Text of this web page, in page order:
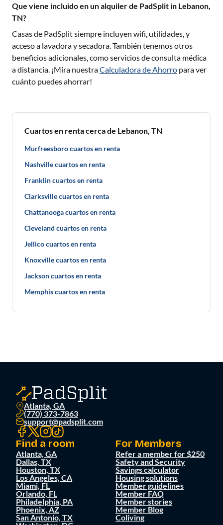
Que viene incluido en un alquiler de PadSplit in Lebanon,
TN?
Casas de PadSplit siempre incluyen wifi, utilidades, y
acceso a lavadora y secadora. También tenemos otros
beneficios adicionales, como servicios de consulta médica
a distancia. ¡Mira nuestraCalculadora de Ahorro para ver
cuánto puedes ahorrar!
Cuartos en renta cerca de Lebanon, TN
Murfreesboro cuartos en renta
Nashville cuartos en renta
Franklin cuartos en renta
Clarksville cuartos en renta
Chattanooga cuartos en renta
Cleveland cuartos en renta
Jellico cuartos en renta
Knoxville cuartos en renta
Jackson cuartos en renta
Memphis cuartos en renta
Atlanta, GA
(770) 373-7863
support@padsplit.com
Find a room
Atlanta, GA
Dallas, TX
Houston, TX
Los Angeles, CA
Miami, FL
Orlando, FL
Philadelphia, PA
Phoenix, AZ
San Antonio, TX
For Members
Refer a member for $250
Safety and Security
Savings calculator
Housing solutions
Member guidelines
Member FAQ
Member stories
Member Blog
Coliving